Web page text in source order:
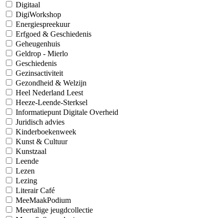
Digitaal
DigiWorkshop
Energiespreekuur
Erfgoed & Geschiedenis
Geheugenhuis
Geldrop - Mierlo
Geschiedenis
Gezinsactiviteit
Gezondheid & Welzijn
Heel Nederland Leest
Heeze-Leende-Sterksel
Informatiepunt Digitale Overheid
Juridisch advies
Kinderboekenweek
Kunst & Cultuur
Kunstzaal
Leende
Lezen
Lezing
Literair Café
MeeMaakPodium
Meertalige jeugdcollectie